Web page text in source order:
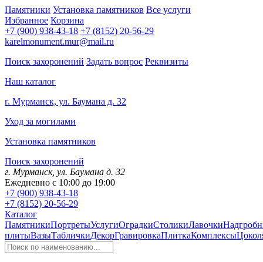
Памятники Установка памятников Все услуги
Избранное Корзина
+7 (900) 938-43-18 +7 (8152) 20-56-29
karelmonument.mur@mail.ru
Поиск захоронений Задать вопрос Реквизиты
Наш каталог
г. Мурманск, ул. Баумана д. 32
Уход за могилами
Установка памятников
Поиск захоронений
г. Мурманск, ул. Баумана д. 32
Ежедневно с 10:00 до 19:00
+7 (900) 938-43-18
+7 (8152) 20-56-29
Каталог
ПамятникиПортретыУслугиОградкиСтоликиЛавочки
плитыВазыТабличкиДекорГравировкаПлиткаКомплексы